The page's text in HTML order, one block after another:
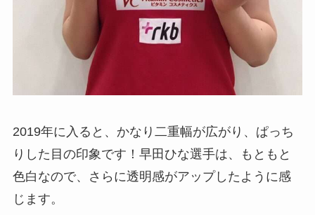
2019年に入ると、かなり二重幅が広がり、ぱっち
りした目の印象です！早田ひな選手は、もともと
色白なので、さらに透明感がアップしたように感
じます。